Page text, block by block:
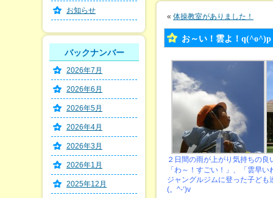
« 体操教室がありました！
お～い！雲よ！q(^o^)p
２日間の雨が上がり気持ちの
「わ～！すごい！」、「雲早
ジャングルジムに登った子ど
(。^-‘)v
お知らせ
バックナンバー
2026年7月
2026年6月
2026年5月
2026年4月
2026年3月
2026年1月
2025年12月